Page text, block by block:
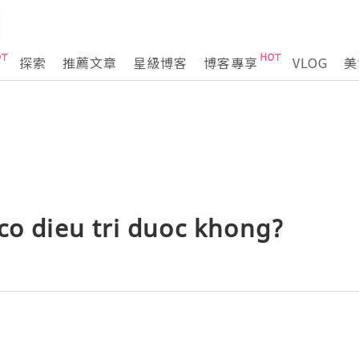
探索 推薦文章 星級博客 博客專享 VLOG
dieu tri duoc khong?